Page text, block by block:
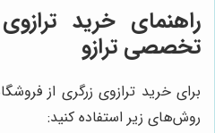
راهنمای خرید
تخصصی ترازو
برای خرید ترازوی زرگری از
روش‌های زیر استفاده کنید: